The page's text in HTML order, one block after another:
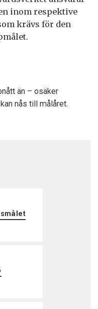
inom respektive
krävs för den
än – osäker
nås till målåret.